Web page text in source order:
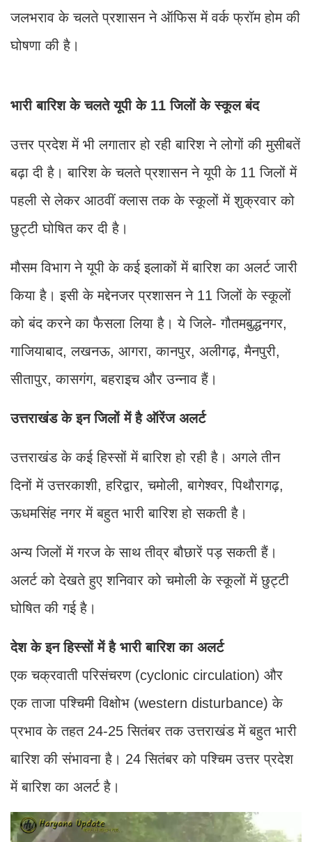
जलभराव के चलते प्रशासन ने ऑफिस में वर्क फ्रॉम होम की
घोषणा की है।
भारी बारिश के चलते यूपी के 11 जिलों के स्कूल बंद
उत्तर प्रदेश में भी लगातार हो रही बारिश ने लोगों की मुसीबतें
बढ़ा दी है। बारिश के चलते प्रशासन ने यूपी के 11 जिलों में
पहली से लेकर आठवीं क्लास तक के स्कूलों में शुक्रवार को
छुट्टी घोषित कर दी है।
मौसम विभाग ने यूपी के कई इलाकों में बारिश का अलर्ट जारी
किया है। इसी के मद्देनजर प्रशासन ने 11 जिलों के स्कूलों
को बंद करने का फैसला लिया है। ये जिले- गौतमबुद्धनगर,
गाजियाबाद, लखनऊ, आगरा, कानपुर, अलीगढ़, मैनपुरी,
सीतापुर, कासगंग, बहराइच और उन्नाव हैं।
उत्तराखंड के इन जिलों में है ऑरेंज अलर्ट
उत्तराखंड के कई हिस्सों में बारिश हो रही है। अगले तीन
दिनों में उत्तरकाशी, हरिद्वार, चमोली, बागेश्वर, पिथौरागढ़,
ऊधमसिंह नगर में बहुत भारी बारिश हो सकती है।
अन्य जिलों में गरज के साथ तीव्र बौछारें पड़ सकती हैं।
अलर्ट को देखते हुए शनिवार को चमोली के स्कूलों में छुट्टी
घोषित की गई है।
देश के इन हिस्सों में है भारी बारिश का अलर्ट
एक चक्रवाती परिसंचरण (cyclonic circulation) और
एक ताजा पश्चिमी विक्षोभ (western disturbance) के
प्रभाव के तहत 24-25 सितंबर तक उत्तराखंड में बहुत भारी
बारिश की संभावना है। 24 सितंबर को पश्चिम उत्तर प्रदेश
में बारिश का अलर्ट है।